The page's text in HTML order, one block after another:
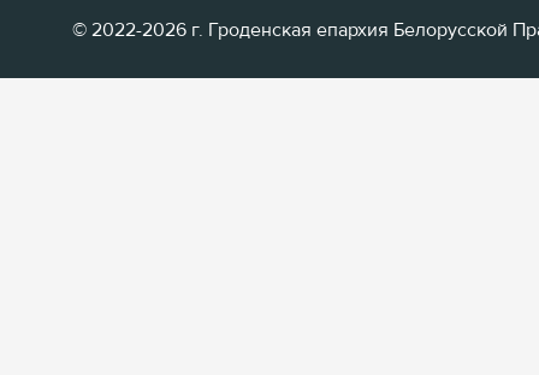
© 2022-2026 г. Гроденская епархия Белорусской